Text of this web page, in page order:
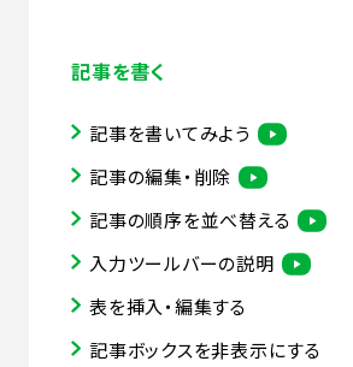
記事を書く
記事を書いてみよう
記事の編集・削除
記事の順序を並べ替える
入力ツールバーの説明
表を挿入・編集する
記事ボックスを非表示にする